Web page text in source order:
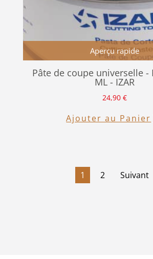
Aperçu rapide
Pâte de coupe universelle -
ML - IZAR
24,90 €
Ajouter au Panier
1 2 Suivant